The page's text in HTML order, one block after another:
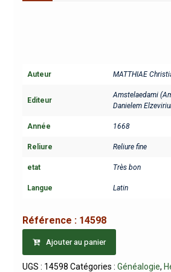
Auteur MATTHIAE
Editeur
Amstelaedami
Danielem
Année 1668
Reliure Reliure fine
etat Très bon
Langue Latin
Référence : 14598
Ajouter au panier
UGS : 14598 Catégories : Généalogie,